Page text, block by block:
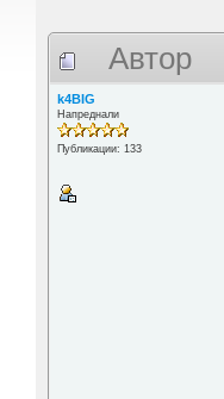
Автор
k4BIG
Напреднали
Публикации: 133